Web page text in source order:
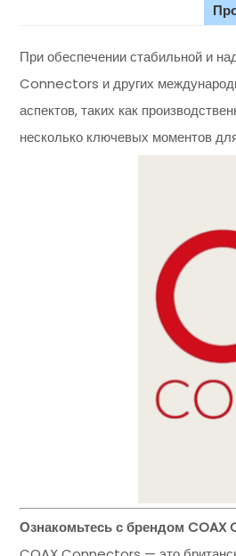
При обеспечении стабильной и
Connectors и других
аспектов, таких как
несколько ключевых моментов
Ознакомьтесь с брендом COAX